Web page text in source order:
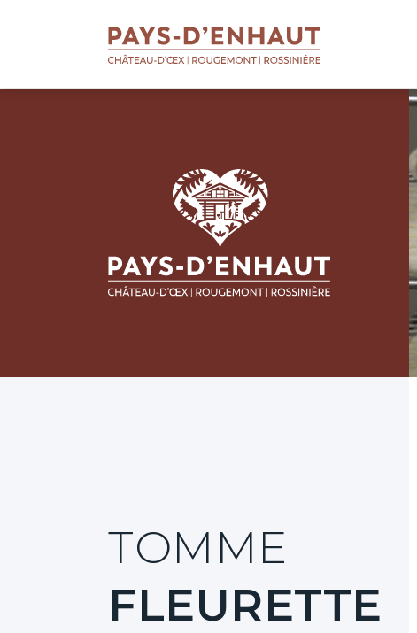
BIENVENUE
Qui sommes-nous
Soutien aux entreprises
Soutien aux apprentis
TOMME
FLEURETTE